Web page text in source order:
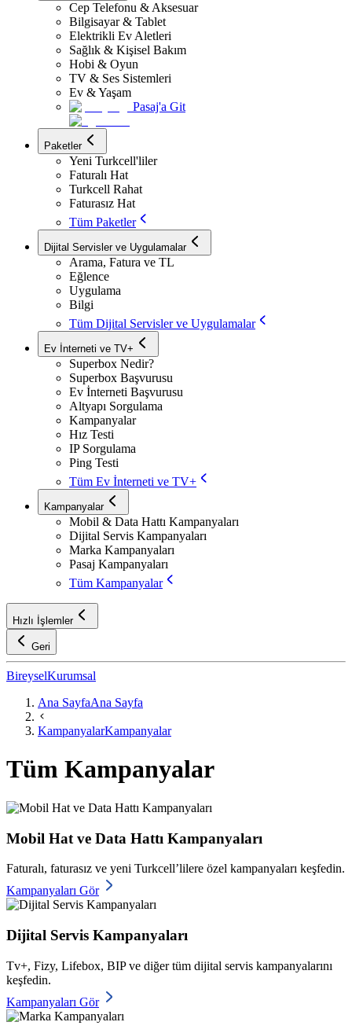
Cep Telefonu & Aksesuar
Bilgisayar & Tablet
Elektrikli Ev Aletleri
Sağlık & Kişisel Bakım
Hobi & Oyun
TV & Ses Sistemleri
Ev & Yaşam
Pasaj'a Git
Paketler
Yeni Turkcell'liler
Faturalı Hat
Turkcell Rahat
Faturasız Hat
Tüm Paketler
Dijital Servisler ve Uygulamalar
Arama, Fatura ve TL
Eğlence
Uygulama
Bilgi
Tüm Dijital Servisler ve Uygulamalar
Ev İnterneti ve TV+
Superbox Nedir?
Superbox Başvurusu
Ev İnterneti Başvurusu
Altyapı Sorgulama
Kampanyalar
Hız Testi
IP Sorgulama
Ping Testi
Tüm Ev İnterneti ve TV+
Kampanyalar
Mobil & Data Hattı Kampanyaları
Dijital Servis Kampanyaları
Marka Kampanyaları
Pasaj Kampanyaları
Tüm Kampanyalar
Hızlı İşlemler
Geri
BireyselKurumsal
Ana SayfaAna Sayfa
KampanyalarKampanyalar
Tüm Kampanyalar
Mobil Hat ve Data Hattı Kampanyaları
Faturalı, faturasız ve yeni Turkcell’lilere özel kampanyaları keşfedin.
Kampanyaları Gör
Dijital Servis Kampanyaları
Tv+, Fizy, Lifebox, BIP ve diğer tüm dijital servis kampanyalarını
keşfedin.
Kampanyaları Gör